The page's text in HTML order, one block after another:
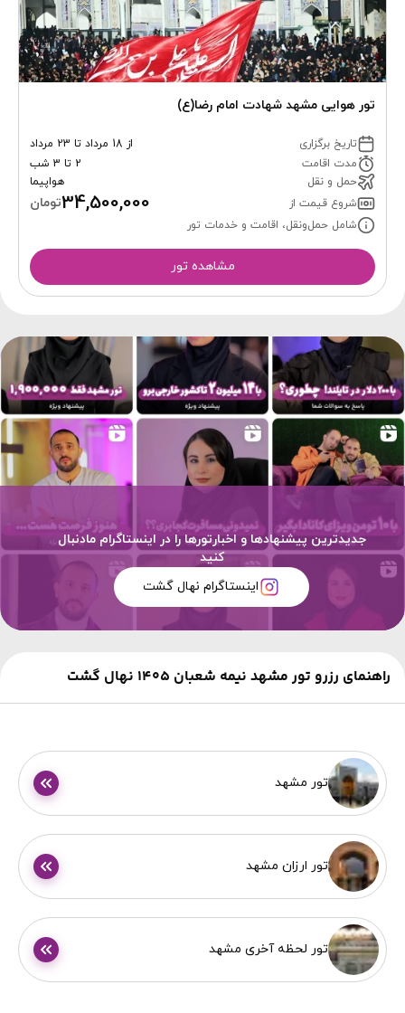
تور هوایی مشهد شهادت امام رضا(ع)
تاریخ برگزاری
از 18 مرداد تا 23 مرداد
مدت اقامت
2 تا 3 شب
حمل و نقل
هواپیما
شروع قیمت از
34,500,000تومان
شامل حمل‌ونقل، اقامت و خدمات تور
مشاهده تور
جدیدترین پیشنهادها و اخبارتورها را در اینستاگرام مادنبال
کنید
اینستاگرام نهال گشت
راهنمای رزرو تور مشهد نیمه شعبان ۱۴۰۵ نهال گشت
تور مشهد
تور ارزان مشهد
تور لحظه آخری مشهد